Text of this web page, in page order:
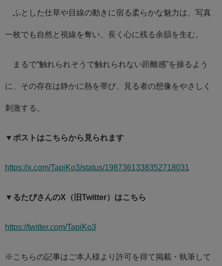
ふとした仕草や目線の動きに宿る柔らかな魅力は、写真
一枚でも自然と視線を奪い、長く心に残る余韻を生む。
まるで“触れられそうで触れられない距離感”を操るよう
に、その存在は静かに熱を帯び、見る者の想像をやさしく
刺激する。
▼ポストはこちらから見られます
https://x.com/TapiKo3/status/1987361338352718031
▼るたぴさんのX（旧Twitter）はこちら
https://twitter.com/TapiKo3
※こちらの記事はご本人様より許可を得て掲載・執筆して